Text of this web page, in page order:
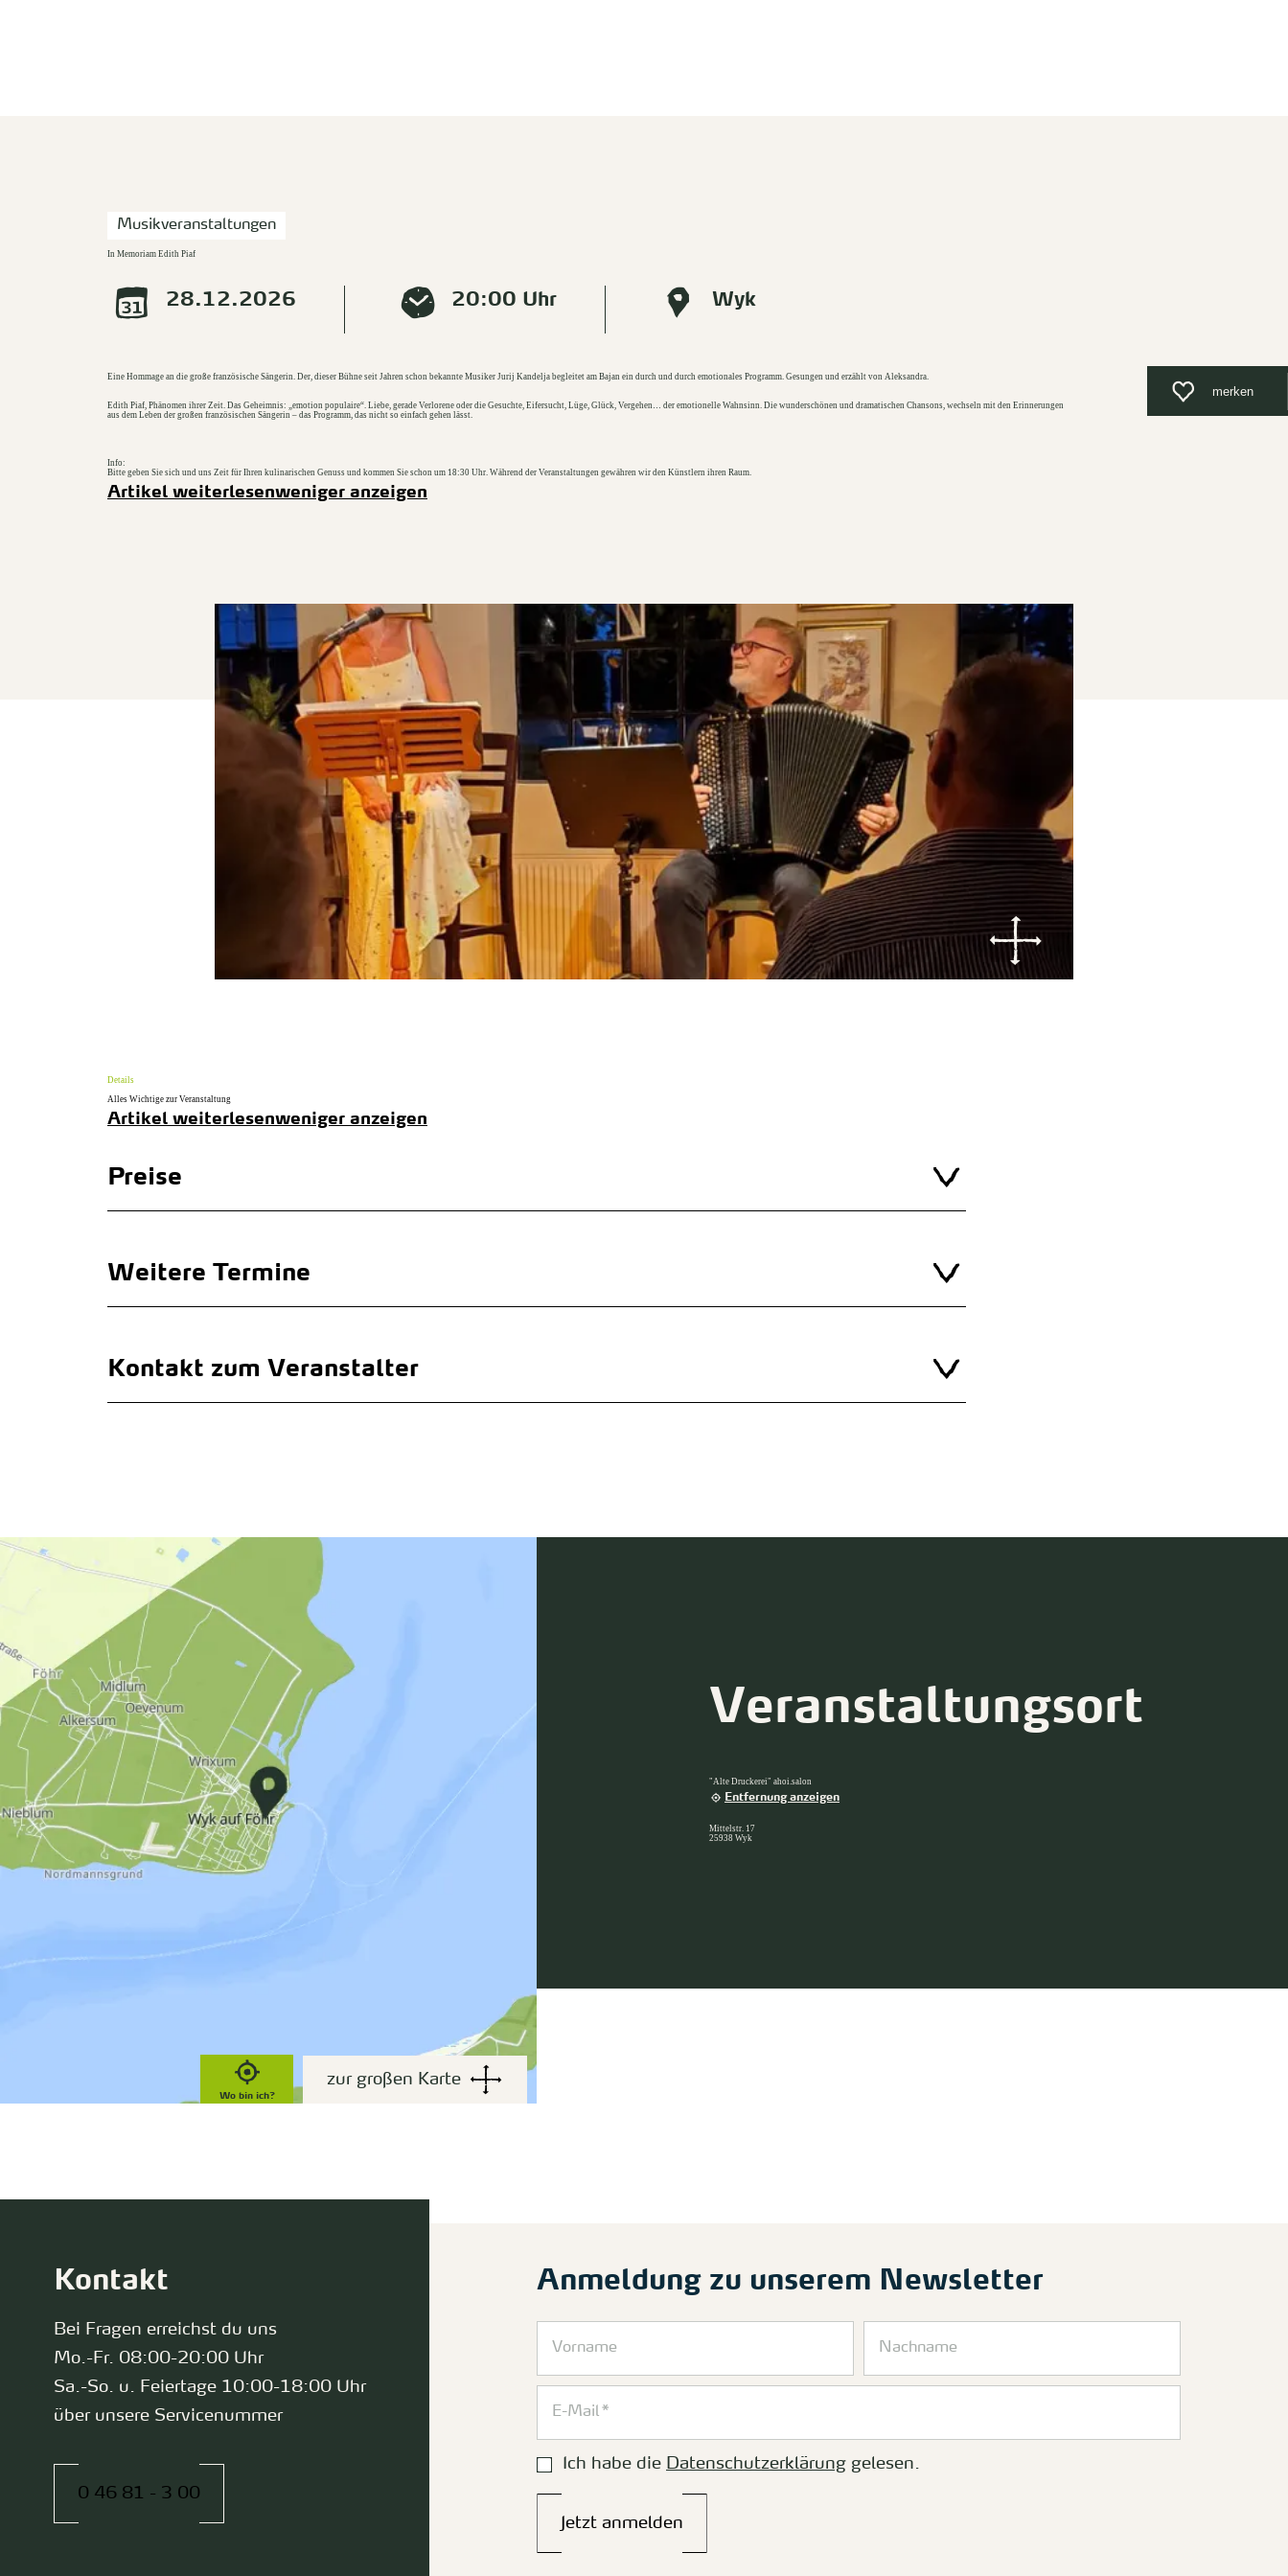
Musikveranstaltungen
In Memoriam Edith Piaf
28.12.2026 20:00 Uhr Wyk
Eine Hommage an die große französische Sängerin. Der, dieser Bühne seit Jahren schon bekannte Musiker Jurij Kandelja begleitet am Bajan ein durch und durch emotionales Programm. Gesungen und erzählt von Aleksandra.
Edith Piaf, Phänomen ihrer Zeit. Das Geheimnis: „emotion populaire“. Liebe, gerade Verlorene oder die Gesuchte, Eifersucht, Lüge, Glück, Vergehen… der emotionelle Wahnsinn. Die wunderschönen und dramatischen Chansons, wechseln mit den Erinnerungen
aus dem Leben der großen französischen Sängerin – das Programm, das nicht so einfach gehen lässt.
Info:
Bitte geben Sie sich und uns Zeit für Ihren kulinarischen Genuss und kommen Sie schon um 18:30 Uhr. Während der Veranstaltungen gewähren wir den Künstlern ihren Raum.
Artikel weiterlesenweniger anzeigen
Details
Alles Wichtige zur Veranstaltung
Artikel weiterlesenweniger anzeigen
Preise
Weitere Termine
Kontakt zum Veranstalter
Veranstaltungsort
Wo bin ich?
zur großen Karte
"Alte Druckerei" ahoi.salon
Entfernung anzeigen
Mittelstr. 17
25938 Wyk
merken
Anmeldung zu unserem Newsletter
Ich habe die Datenschutzerklärung gelesen.
Jetzt anmelden
Kontakt
Bei Fragen erreichst du uns
Mo.-Fr. 08:00-20:00 Uhr
Sa.-So. u. Feiertage 10:00-18:00 Uhr
über unsere Servicenummer
0 46 81 - 3 00